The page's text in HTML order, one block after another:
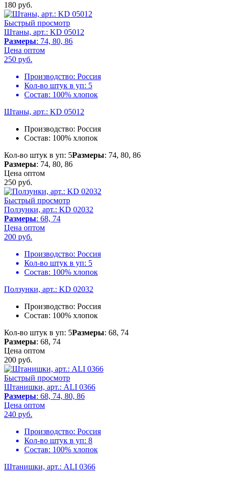
180 руб.
Быстрый просмотр
Штаны, арт.: KD 05012
Размеры: 74, 80, 86
Цена оптом
250 руб.
Производство: Россия
Кол-во штук в уп: 5
Состав: 100% хлопок
Штаны, арт.: KD 05012
Производство: Россия
Состав: 100% хлопок
Кол-во штук в уп: 5Размеры: 74, 80, 86
Размеры: 74, 80, 86
Цена оптом
250 руб.
Быстрый просмотр
Ползунки, арт.: KD 02032
Размеры: 68, 74
Цена оптом
200 руб.
Производство: Россия
Кол-во штук в уп: 5
Состав: 100% хлопок
Ползунки, арт.: KD 02032
Производство: Россия
Состав: 100% хлопок
Кол-во штук в уп: 5Размеры: 68, 74
Размеры: 68, 74
Цена оптом
200 руб.
Быстрый просмотр
Штанишки, арт.: ALI 0366
Размеры: 68, 74, 80, 86
Цена оптом
240 руб.
Производство: Россия
Кол-во штук в уп: 8
Состав: 100% хлопок
Штанишки, арт.: ALI 0366